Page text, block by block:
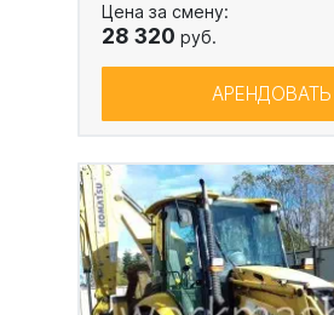
Цена за смену:
28 320 руб.
АРЕНДОВАТЬ